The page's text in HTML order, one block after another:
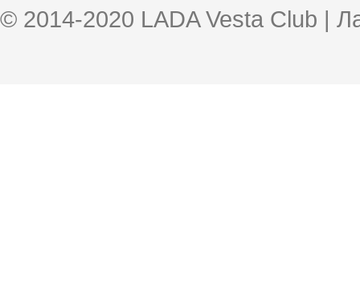
© 2014-2020 LADA Vesta Club |